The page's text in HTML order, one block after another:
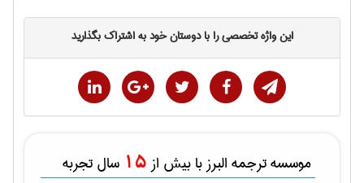
این واژه تخصصی را با دوستان خود به اشتراک بگذارید
موسسه ترجمه البرز با بیش از 15 سال تجربه